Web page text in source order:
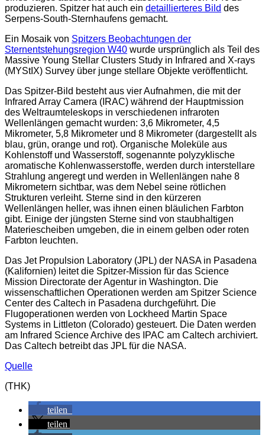
produzieren. Spitzer hat auch ein detaillierteres Bild des
Serpens-South-Sternhaufens gemacht.
Ein Mosaik von Spitzers Beobachtungen der
Sternentstehungsregion W40 wurde ursprünglich als Teil des
Massive Young Stellar Clusters Study in Infrared and X-rays
(MYStIX) Survey über junge stellare Objekte veröffentlicht.
Das Spitzer-Bild besteht aus vier Aufnahmen, die mit der
Infrared Array Camera (IRAC) während der Hauptmission
des Weltraumteleskops in verschiedenen infraroten
Wellenlängen gemacht wurden: 3,6 Mikrometer, 4,5
Mikrometer, 5,8 Mikrometer und 8 Mikrometer (dargestellt als
blau, grün, orange und rot). Organische Moleküle aus
Kohlenstoff und Wasserstoff, sogenannte polyzyklische
aromatische Kohlenwasserstoffe, werden durch interstellare
Strahlung angeregt und werden in Wellenlängen nahe 8
Mikrometern sichtbar, was dem Nebel seine rötlichen
Strukturen verleiht. Sterne sind in den kürzeren
Wellenlängen heller, was ihnen einen bläulichen Farbton
gibt. Einige der jüngsten Sterne sind von staubhaltigen
Materiescheiben umgeben, die in einem gelben oder roten
Farbton leuchten.
Das Jet Propulsion Laboratory (JPL) der NASA in Pasadena
(Kalifornien) leitet die Spitzer-Mission für das Science
Mission Directorate der Agentur in Washington. Die
wissenschaftlichen Operationen werden am Spitzer Science
Center des Caltech in Pasadena durchgeführt. Die
Flugoperationen werden von Lockheed Martin Space
Systems in Littleton (Colorado) gesteuert. Die Daten werden
am Infrared Science Archive des IPAC am Caltech archiviert.
Das Caltech betreibt das JPL für die NASA.
Quelle
(THK)
teilen
teilen